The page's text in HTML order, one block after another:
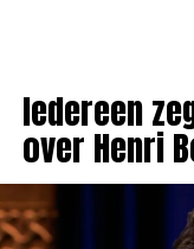
Iedereen
over Henri